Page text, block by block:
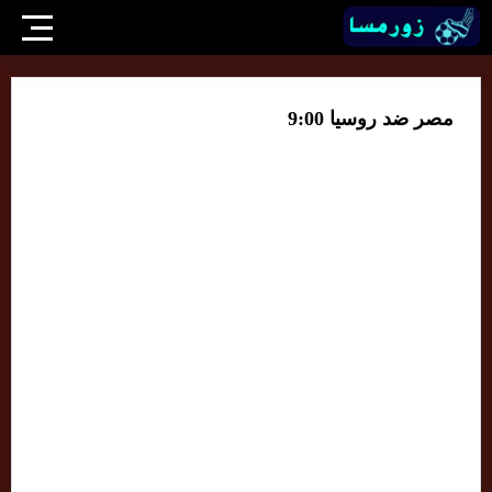
مصر ضد روسيا 9:00